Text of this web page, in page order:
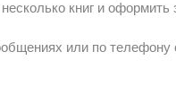
книг и оформить
или по телефону